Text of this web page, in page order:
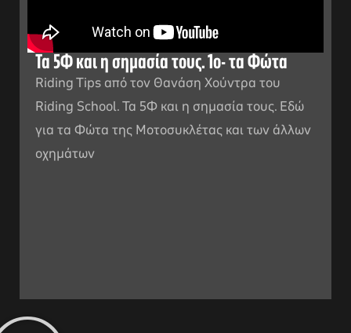
Τα 5Φ και η σημασία τους. 1ο- τα Φώτα
Riding Tips από τον Θανάση Χούντρα του
Riding School. Τα 5Φ και η σημασία τους. Εδώ
για τα Φώτα της Μοτοσυκλέτας και των άλλων
οχημάτων